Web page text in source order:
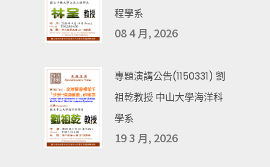
程學系
08 4 月, 2026
專題演講公告(1150331) 劉
祖乾教授 中山大學海洋科
學系
19 3 月, 2026